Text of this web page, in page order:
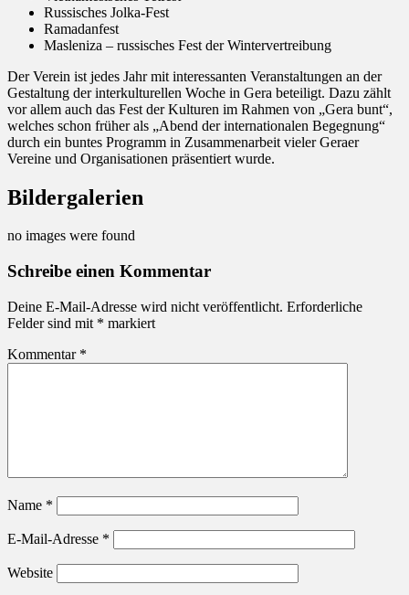
Russisches Jolka-Fest
Ramadanfest
Masleniza – russisches Fest der Wintervertreibung
Der Verein ist jedes Jahr mit interessanten Veranstaltungen an der
Gestaltung der interkulturellen Woche in Gera beteiligt. Dazu zählt
vor allem auch das Fest der Kulturen im Rahmen von „Gera bunt“,
welches schon früher als „Abend der internationalen Begegnung“
durch ein buntes Programm in Zusammenarbeit vieler Geraer
Vereine und Organisationen präsentiert wurde.
Bildergalerien
no images were found
Schreibe einen Kommentar
Deine E-Mail-Adresse wird nicht veröffentlicht. Erforderliche
Felder sind mit * markiert
Kommentar *
Name *
E-Mail-Adresse *
Website